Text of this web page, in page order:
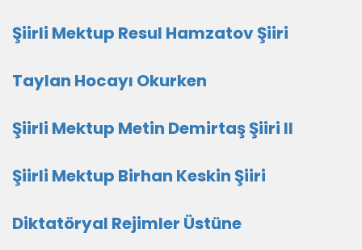
Şiirli Mektup Resul Hamzatov Şiiri
Taylan Hocayı Okurken
Şiirli Mektup Metin Demirtaş Şiiri II
Şiirli Mektup Birhan Keskin Şiiri
Diktatöryal Rejimler Üstüne